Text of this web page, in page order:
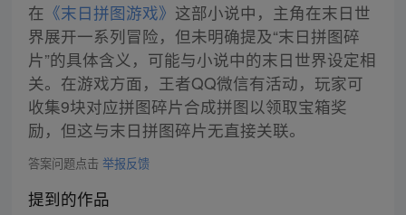
在 《末日拼图游戏》 这部小说中，主角在末日世
界展开一系列冒险，但未明确提及“末日拼图碎
片”的具体含义，可能与小说中的末日世界设定相
关。在游戏方面，王者QQ微信有活动，玩家可
收集9块对应拼图碎片合成拼图以领取宝箱奖
励，但这与末日拼图碎片无直接关联。
答案问题点击 举报反馈
提到的作品